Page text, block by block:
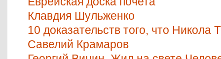
Клавдия Шульженко
10 доказательств того, что Никола
Савелий Крамаров